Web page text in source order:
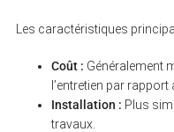
Les caractéristiques
Coût : Généralement
l’entretien par rapport
Installation : Plus
travaux.